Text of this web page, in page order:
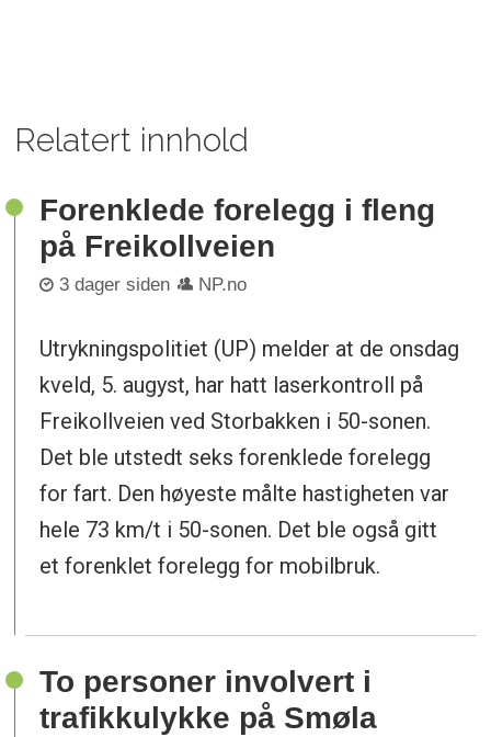
Relatert innhold
Forenklede forelegg i fleng
på Freikollveien
3 dager siden NP.no
Utrykningspolitiet (UP) melder at de onsdag
kveld, 5. augyst, har hatt laserkontroll på
Freikollveien ved Storbakken i 50-sonen.
Det ble utstedt seks forenklede forelegg
for fart. Den høyeste målte hastigheten var
hele 73 km/t i 50-sonen. Det ble også gitt
et forenklet forelegg for mobilbruk.
To personer involvert i
trafikkulykke på Smøla